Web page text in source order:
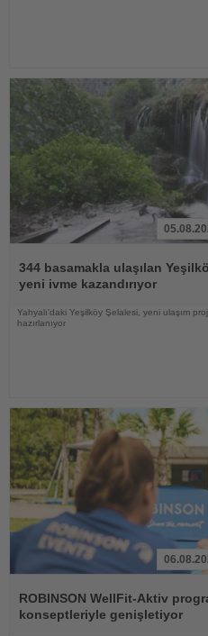
Oku
344 basamakla ulaşılan
yeni ivme kazandırıyor
Yahyalı'daki Yeşilköy Şelalesi, yeni ulaşım
hazırlanıyor
Oku
ROBINSON WellFit-Aktiv
konseptleriyle genişletiyor